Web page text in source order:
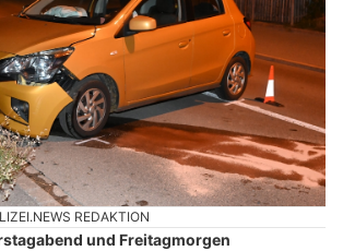
REDAKTION
und Freitagmorgen